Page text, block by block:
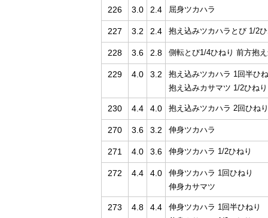
226 3.0 2.4 屈身ツカハラ
227 3.2 2.4 抱え込みツカハラとび 1/2
228 3.6 2.8 側転とび1/4ひねり 前方抱
229 4.0 3.2
抱え込みツカハラ 1回半ひ
抱え込みカサマツ 1/2ひねり
230 4.4 4.0 抱え込みツカハラ 2回ひねり
270 3.6 3.2 伸身ツカハラ
271 4.0 3.6 伸身ツカハラ 1/2ひねり
272 4.4 4.0
伸身ツカハラ 1回ひねり
伸身カサマツ
273 4.8 4.4
伸身ツカハラ 1回半ひねり